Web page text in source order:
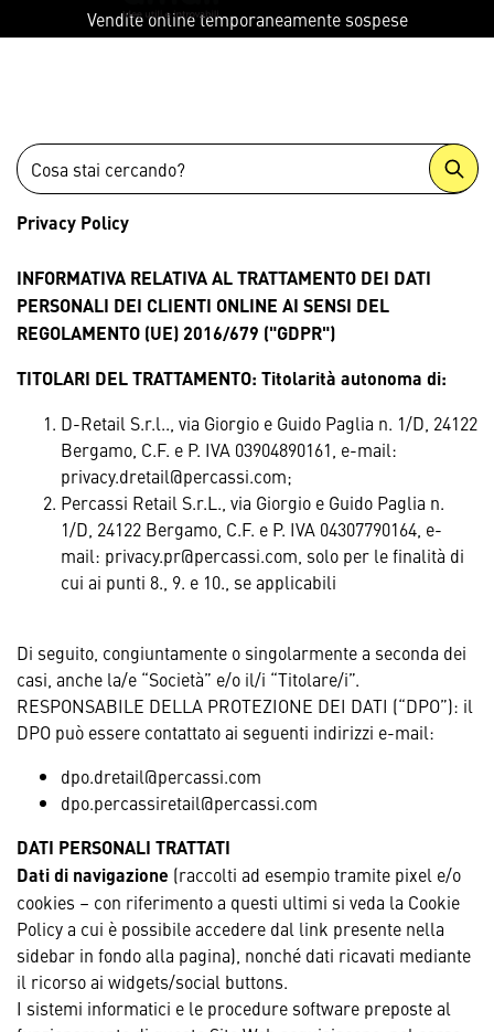
Vendite online temporaneamente sospese
Privacy Policy
INFORMATIVA RELATIVA AL TRATTAMENTO DEI DATI
PERSONALI DEI CLIENTI ONLINE AI SENSI DEL
REGOLAMENTO (UE) 2016/679 ("GDPR")
TITOLARI DEL TRATTAMENTO: Titolarità autonoma di:
D-Retail S.r.l.., via Giorgio e Guido Paglia n. 1/D, 24122
Bergamo, C.F. e P. IVA 03904890161, e-mail:
privacy.dretail@percassi.com;
Percassi Retail S.r.L., via Giorgio e Guido Paglia n.
1/D, 24122 Bergamo, C.F. e P. IVA 04307790164, e-
mail: privacy.pr@percassi.com, solo per le finalità di
cui ai punti 8., 9. e 10., se applicabili
Di seguito, congiuntamente o singolarmente a seconda dei
casi, anche la/e “Società” e/o il/i “Titolare/i”.
RESPONSABILE DELLA PROTEZIONE DEI DATI (“DPO”): il
DPO può essere contattato ai seguenti indirizzi e-mail:
dpo.dretail@percassi.com
dpo.percassiretail@percassi.com
DATI PERSONALI TRATTATI
Dati di navigazione (raccolti ad esempio tramite pixel e/o
cookies – con riferimento a questi ultimi si veda la Cookie
Policy a cui è possibile accedere dal link presente nella
sidebar in fondo alla pagina), nonché dati ricavati mediante
il ricorso ai widgets/social buttons.
I sistemi informatici e le procedure software preposte al